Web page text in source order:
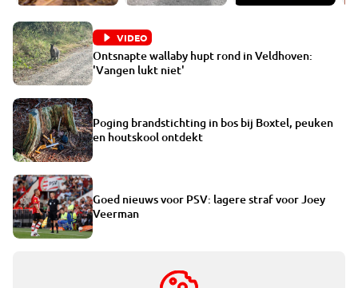
VIDEO
Ontsnapte wallaby hupt rond in Veldhoven:
'Vangen lukt niet'
Poging brandstichting in bos bij Boxtel, peuken
en houtskool ontdekt
Goed nieuws voor PSV: lagere straf voor Joey
Veerman